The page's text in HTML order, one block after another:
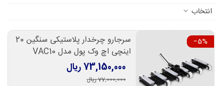
انتخاب
‎−5%
سرجارو چرخدار پلاستیکی سنگین 20
اینچی اچ وک پول مدل VAC10
73,150,000 ریال
77,000,000 ریال